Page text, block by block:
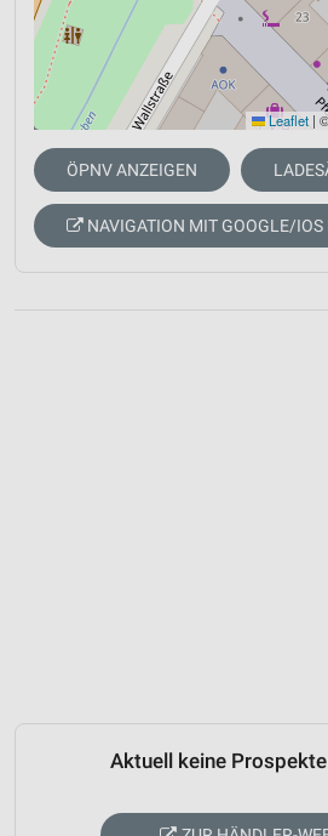
Leaflet |
ÖPNV ANZEIGEN
NAVIGATION MIT GOOGLE/IOS
Aktuell keine